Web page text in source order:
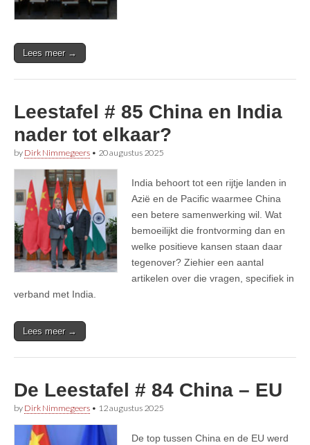
Lees meer →
Leestafel # 85 China en India
nader tot elkaar?
by Dirk Nimmegeers • 20 augustus 2025
India behoort tot een rijtje landen in
Azië en de Pacific waarmee China
een betere samenwerking wil. Wat
bemoeilijkt die frontvorming dan en
welke positieve kansen staan daar
tegenover? Ziehier een aantal
artikelen over die vragen, specifiek in
verband met India.
Lees meer →
De Leestafel # 84 China – EU
by Dirk Nimmegeers • 12 augustus 2025
De top tussen China en de EU werd